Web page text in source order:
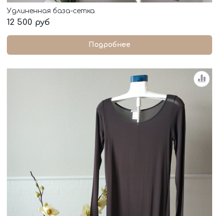
Удлиненная база-сетка
12 500 руб
Подробнее